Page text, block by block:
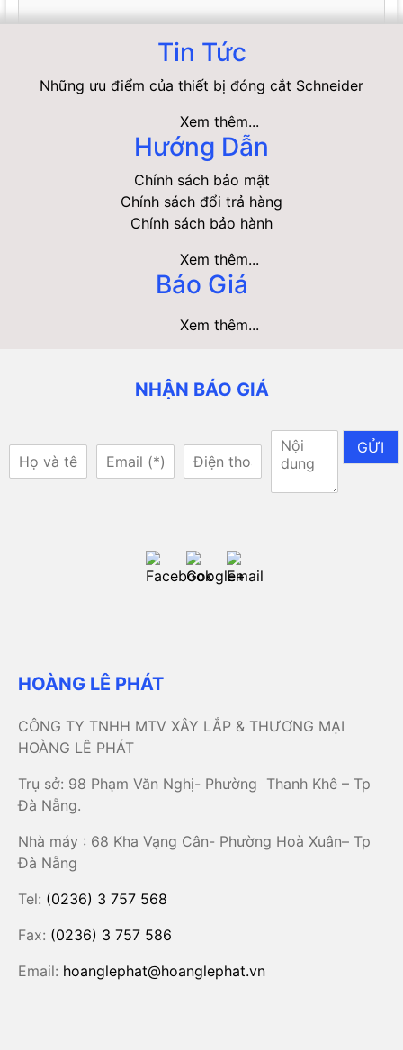
Tin Tức
Những ưu điểm của thiết bị đóng cắt Schneider
Xem thêm...
Hướng Dẫn
Chính sách bảo mật
Chính sách đổi trả hàng
Chính sách bảo hành
Xem thêm...
Báo Giá
Xem thêm...
NHẬN BÁO GIÁ
GỬI
HOÀNG LÊ PHÁT
CÔNG TY TNHH MTV XÂY LẮP & THƯƠNG MẠI
HOÀNG LÊ PHÁT
Trụ sở: 98 Phạm Văn Nghị- Phường Thanh Khê – Tp
Đà Nẵng.
Nhà máy : 68 Kha Vạng Cân- Phường Hoà Xuân– Tp
Đà Nẵng
Tel: (0236) 3 757 568
Fax: (0236) 3 757 586
Email: hoanglephat@hoanglephat.vn